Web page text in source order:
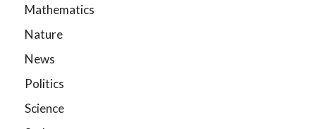
Mathematics
Nature
News
Politics
Science